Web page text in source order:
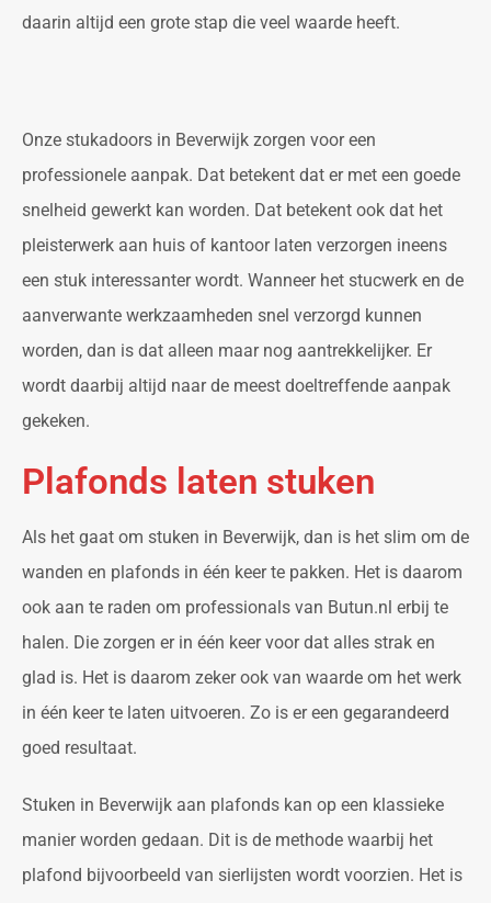
daarin altijd een grote stap die veel waarde heeft.
Onze stukadoors in Beverwijk zorgen voor een
professionele aanpak. Dat betekent dat er met een goede
snelheid gewerkt kan worden. Dat betekent ook dat het
pleisterwerk aan huis of kantoor laten verzorgen ineens
een stuk interessanter wordt. Wanneer het stucwerk en de
aanverwante werkzaamheden snel verzorgd kunnen
worden, dan is dat alleen maar nog aantrekkelijker. Er
wordt daarbij altijd naar de meest doeltreffende aanpak
gekeken.
Plafonds laten stuken
Als het gaat om stuken in Beverwijk, dan is het slim om de
wanden en plafonds in één keer te pakken. Het is daarom
ook aan te raden om professionals van Butun.nl erbij te
halen. Die zorgen er in één keer voor dat alles strak en
glad is. Het is daarom zeker ook van waarde om het werk
in één keer te laten uitvoeren. Zo is er een gegarandeerd
goed resultaat.
Stuken in Beverwijk aan plafonds kan op een klassieke
manier worden gedaan. Dit is de methode waarbij het
plafond bijvoorbeeld van sierlijsten wordt voorzien. Het is